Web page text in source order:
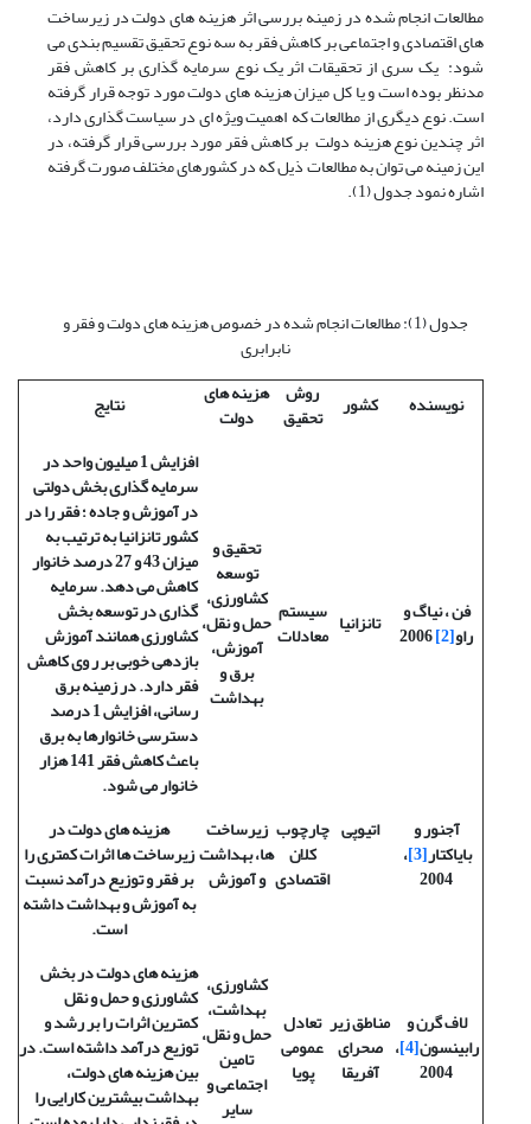
مطالعات انجام شده در زمینه بررسی اثر هزینه های دولت در زیرساخت
های اقتصادی و اجتماعی بر کاهش فقر به سه نوع تحقیق تقسیم بندی می
شود: یک سری از تحقیقات اثر یک نوع سرمایه گذاری بر کاهش فقر
مدنظر بوده است و یا کل میزان هزینه های دولت مورد توجه قرار گرفته
است. نوع دیگری از مطالعات که اهمیت ویژه ای در سیاست گذاری دارد،
اثر چندین نوع هزینه دولت بر کاهش فقر مورد بررسی قرار گرفته، در
این زمینه می توان به مطالعات ذیل که در کشورهای مختلف صورت گرفته
اشاره نمود جدول (1).
جدول (1): مطالعات انجام شده در خصوص هزینه های دولت و فقر و
نابرابری
نویسنده
کشور روش
تحقیق
هزینه های
دولت نتایج
فن ، نیاگ و
راو[2] تانزانیا سیستم
معادلات
تحقیق و
توسعه
کشاورزی،
حمل و نقل،
آموزش،
برق و
بهداشت
افزایش 1 میلیون واحد در
سرمایه گذاری بخش دولتی
در آموزش و جاده ؛ فقر را در
کشور تانزانیا به ترتیب به
میزان 43 و 27 درصد خانوار
کاهش می دهد. سرمایه
گذاری در توسعه بخش
کشاورزی همانند آموزش
بازدهی خوبی بر ر وی کاهش
فقر دارد. در زمینه برق
رسانی، افزایش 1 درصد
دسترسی خانوارها به برق
باعث کاهش فقر 141 هزار
خانوار می شود.
آجنور و
بایاکتار[3] ،
2004
اتیوپی چارچوب
کلان
اقتصادی
زیرساخت
ها، بهداشت
و آموزش
هزینه های دولت در
زیرساخت ها اثرات کمتری را
بر فقر و توزیع درآمد نسبت
به آموزش و بهداشت داشته
است.
لاف گرن و
رابینسون[4] ،
2004
مناطق زیر
صحرای
آفریقا
تعادل
عمومی
پویا
کشاورزی،
بهداشت،
حمل و نقل،
تامین
اجتماعی و
سایر
هزینه های دولت در بخش
کشاورزی و حمل و نقل
کمترین اثرات را بر رشد و
توزیع درآمد داشته است. در
بین هزینه های دولت،
بهداشت بیشترین کارایی را